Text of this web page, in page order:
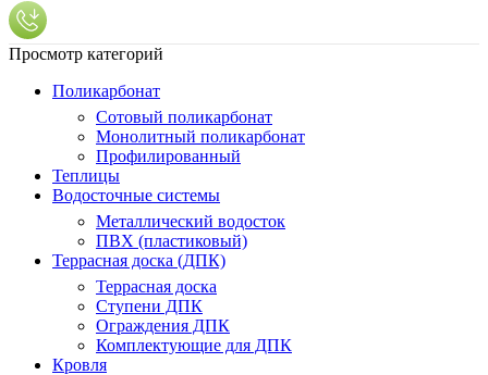
Просмотр категорий
Поликарбонат
Сотовый поликарбонат
Монолитный поликарбонат
Профилированный
Теплицы
Водосточные системы
Металлический водосток
ПВХ (пластиковый)
Террасная доска (ДПК)
Террасная доска
Ступени ДПК
Ограждения ДПК
Комплектующие для ДПК
Кровля